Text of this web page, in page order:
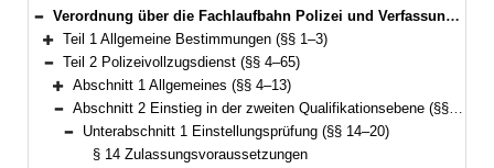
Bereich reduzieren
Verordnung über die Fachlaufbahn Polizei und Verfassungsschutz (FachV-Pol/VS) Vom 9. Dezember 2010 (GVBl. S. 821; 2011 S. 36) BayRS 2030-2-2-I (§§ 1–76)
Bereich erweitern
Teil 1 Allgemeine Bestimmungen (§§ 1–3)
Bereich reduzieren
Teil 2 Polizeivollzugsdienst (§§ 4–65)
Bereich erweitern
Abschnitt 1 Allgemeines (§§ 4–13)
Bereich reduzieren
Abschnitt 2 Einstieg in der zweiten Qualifikationsebene (§§ 14–36)
Bereich reduzieren
Unterabschnitt 1 Einstellungsprüfung (§§ 14–20)
§ 14 Zulassungsvoraussetzungen